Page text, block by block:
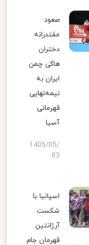
صعود
مقتدرانه
دختران
هاکی چمن
ایران به
نیمه‌نهایی
قهرمانی
آسیا
1405/05/
03
اسپانیا با
شکست
آرژانتین
قهرمان جام